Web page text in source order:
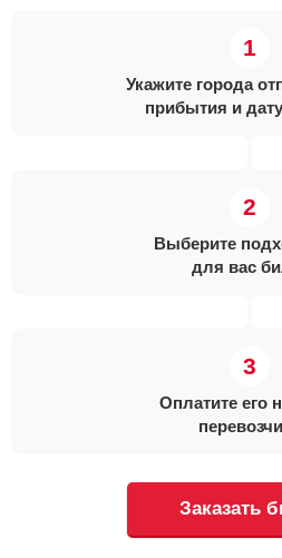
Укажите города
прибытия и
Выберите
для вас
Оплатите его
Заказать